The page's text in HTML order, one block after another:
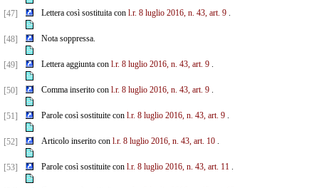
[47] Lettera così sostituita con l.r. 8 luglio 2016, n. 43, art. 9.
[48] Nota soppressa.
[49] Lettera aggiunta con l.r. 8 luglio 2016, n. 43, art. 9.
[50] Comma inserito con l.r. 8 luglio 2016, n. 43, art. 9.
[51] Parole così sostituite con l.r. 8 luglio 2016, n. 43, art. 9.
[52] Articolo inserito con l.r. 8 luglio 2016, n. 43, art. 10.
[53] Parole così sostituite con l.r. 8 luglio 2016, n. 43, art. 11.